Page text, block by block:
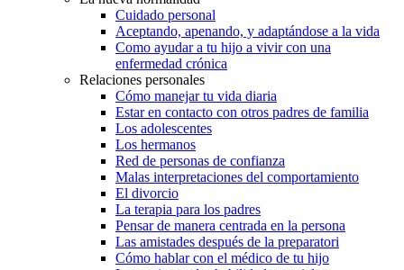
Cuidado personal
Aceptando, apenando, y adaptándose a la vida
Como ayudar a tu hijo a vivir con una
enfermedad crónica
Relaciones personales
Cómo manejar tu vida diaria
Estar en contacto con otros padres de familia
Los adolescentes
Los hermanos
Red de personas de confianza
Malas interpretaciones del comportamiento
El divorcio
La terapia para los padres
Pensar de manera centrada en la persona
Las amistades después de la preparatori
Cómo hablar con el médico de tu hijo